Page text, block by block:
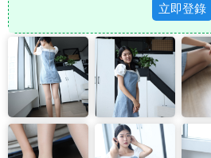
立即登錄